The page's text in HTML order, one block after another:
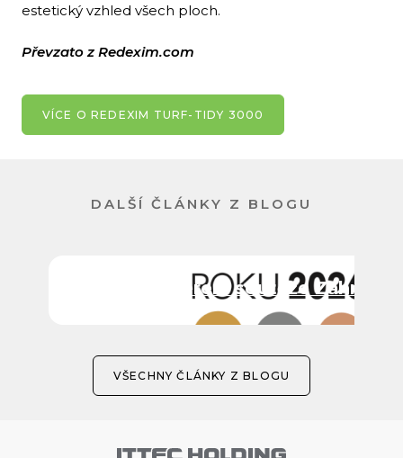
estetický vzhled všech ploch.
Převzato z Redexim.com
VÍCE O REDEXIM TURF-TIDY 3000
DALŠÍ ČLÁNKY Z BLOGU
ITTEC partnerem soutěže Zahrada
VŠECHNY ČLÁNKY Z BLOGU